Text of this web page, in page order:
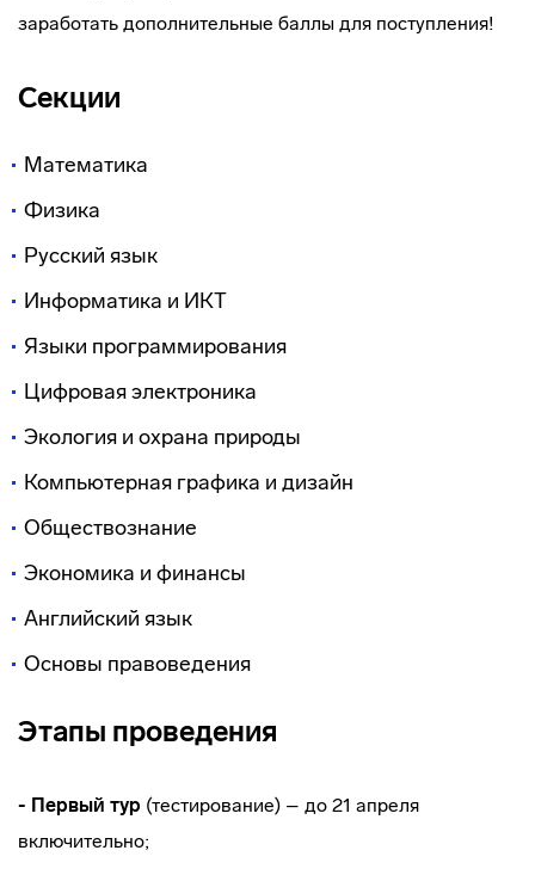
заработать дополнительные баллы для поступления!
Секции
Математика
Физика
Русский язык
Информатика и ИКТ
Языки программирования
Цифровая электроника
Экология и охрана природы
Компьютерная графика и дизайн
Обществознание
Экономика и финансы
Английский язык
Основы правоведения
Этапы проведения
- Первый тур (тестирование) – до 21 апреля
включительно;